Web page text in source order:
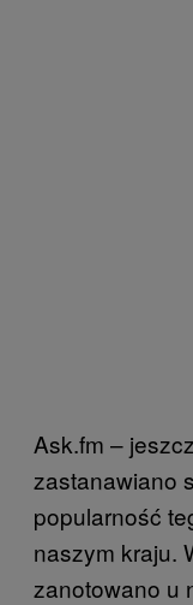
Ask.fm –
zastanawiano
popularność
naszym kraju.
zanotowano u